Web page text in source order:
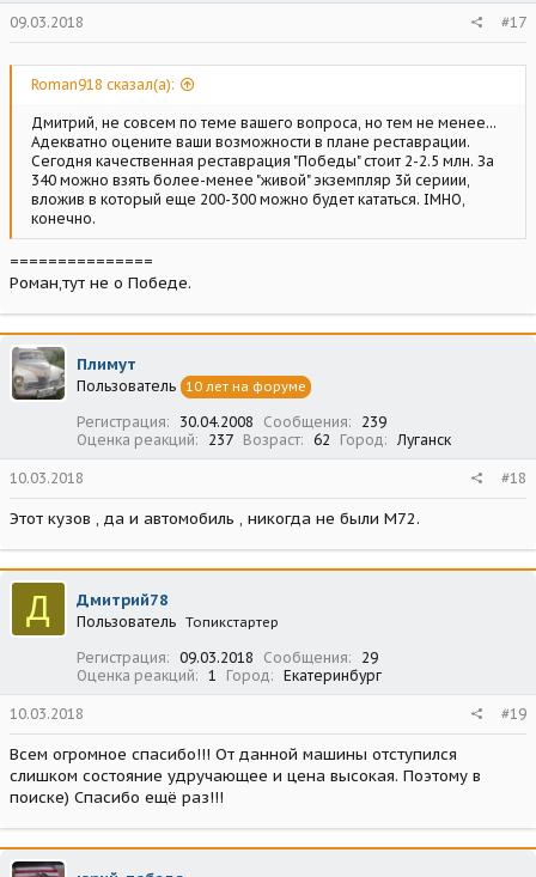
09.03.2018 #17
Roman918 сказал(а):
Дмитрий, не совсем по теме вашего вопроса, но тем не менее...
Адекватно оцените ваши возможности в плане реставрации.
Сегодня качественная реставрация "Победы" стоит 2-2.5 млн. За
340 можно взять более-менее "живой" экземпляр 3й сериии,
вложив в который еще 200-300 можно будет кататься. IMHO,
конечно.
===============
Роман,тут не о Победе.
Плимут
Пользователь 10 лет на форуме
Регистрация 30.04.2008 Сообщения
239
Оценка реакций
237 Возраст 62 Город Луганск
10.03.2018 #18
Этот кузов , да и автомобиль , никогда не были М72.
Д Дмитрий78
Пользователь Топикстартер
Регистрация 09.03.2018 Сообщения
29
Оценка реакций
1 Город Екатеринбург
10.03.2018 #19
Всем огромное спасибо!!! От данной машины отступился
слишком состояние удручающее и цена высокая. Поэтому в
поиске) Спасибо ещё раз!!!